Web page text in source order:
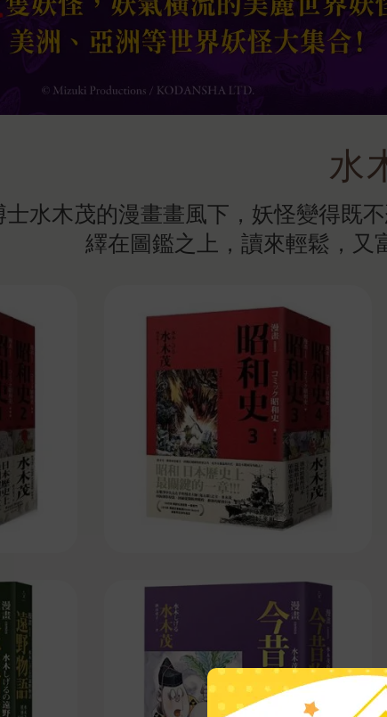
水
士水木茂的漫畫畫風下，妖怪變得既
繹在圖鑑之上，讀來輕鬆，又